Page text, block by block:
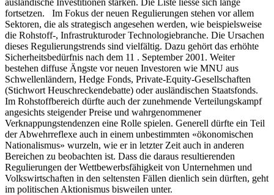
ausländische Investitionen stärken. Die Liste liesse sich lange
fortsetzen. Im Fokus der neuen Regulierungen stehen vor allem
Sektoren, die als strategisch angesehen werden, wie beispielsweise
die Rohstoff-, Infrastrukturoder Technologiebranche. Die Ursachen
dieses Regulierungstrends sind vielfältig. Dazu gehört das erhöhte
Sicherheitsbedürfnis nach dem 11 . September 2001. Weiter
bestehen diffuse Ängste vor neuen Investoren wie MNU aus
Schwellenländern, Hedge Fonds, Private-Equity-Gesellschaften
(Stichwort Heuschreckendebatte) oder ausländischen Staatsfonds.
Im Rohstoffbereich dürfte auch der zunehmende Verteilungskampf
angesichts steigender Preise und wahrgenommener
Verknappungstendenzen eine Rolle spielen. Generell dürfte ein Teil
der Abwehrreflexe auch in einem unbestimmten «ökonomischen
Nationalismus» wurzeln, wie er in letzter Zeit auch in anderen
Bereichen zu beobachten ist. Dass die daraus resultierenden
Regulierungen der Wettbewerbsfähigkeit von Unternehmen und
Volkswirtschaften in den seltensten Fällen dienlich sein dürften, geht
im politischen Aktionismus bisweilen unter.